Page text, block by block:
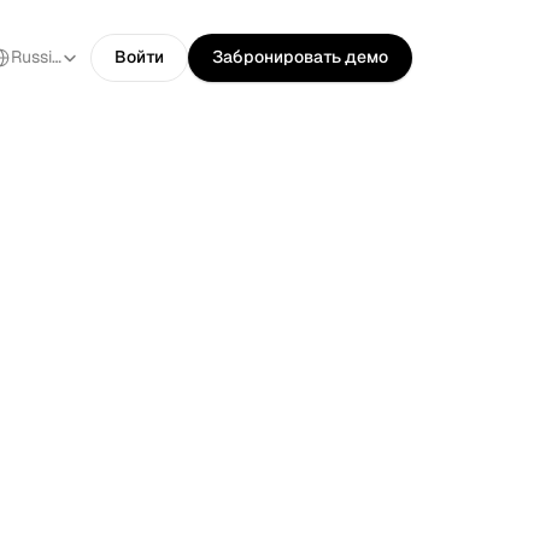
Russian Войти Забронировать демо